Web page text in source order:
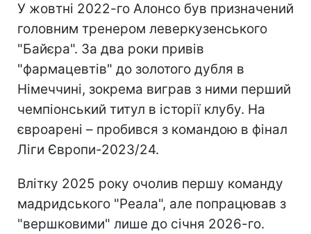
У жовтні 2022-го Алонсо був призначений
головним тренером леверкузенського
"Байєра". За два роки привів
"фармацевтів" до золотого дубля в
Німеччині, зокрема виграв з ними перший
чемпіонський титул в історії клубу. На
євроарені – пробився з командою в фінал
Ліги Європи-2023/24.
Влітку 2025 року очолив першу команду
мадридського "Реала", але попрацював з
"вершковими" лише до січня 2026-го.